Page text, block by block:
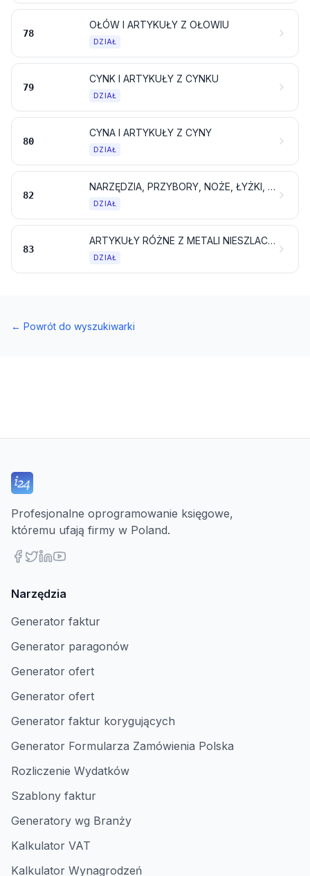
78
OŁÓW I ARTYKUŁY Z OŁOWIU
DZIAŁ
79
CYNK I ARTYKUŁY Z CYNKU
DZIAŁ
80
CYNA I ARTYKUŁY Z CYNY
DZIAŁ
82
NARZĘDZIA, PRZYBORY, NOŻE, ŁYŻKI, WIDELCE I POZOSTAŁE SZTUĆCE Z METALI NIESZLACHETNYCH; ICH CZĘŚCI Z METALI NIESZLACHETNYCH
DZIAŁ
83
ARTYKUŁY RÓŻNE Z METALI NIESZLACHETNYCH
DZIAŁ
← Powrót do wyszukiwarki
Profesjonalne oprogramowanie księgowe,
któremu ufają firmy w Poland.
Narzędzia
Generator faktur
Generator paragonów
Generator ofert
Generator ofert
Generator faktur korygujących
Generator Formularza Zamówienia Polska
Rozliczenie Wydatków
Szablony faktur
Generatory wg Branży
Kalkulator VAT
Kalkulator Wynagrodzeń